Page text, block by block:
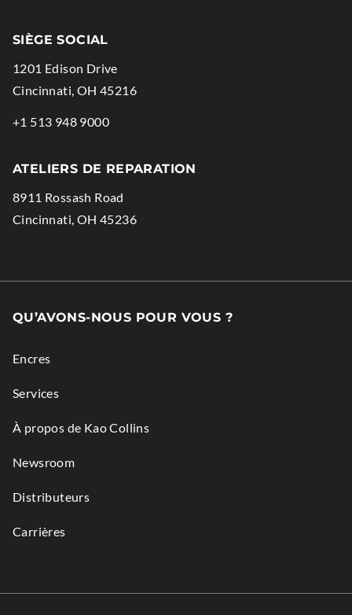
SIÈGE SOCIAL
1201 Edison Drive
Cincinnati OH 45216.
in
window.
+1 513 948 9000.
Link.
ATELIERS DE REPARATION
8911 Rossash Road
Cincinnati OH 45236.
Opens
QU’AVONS-NOUS POUR VOUS ?
Encres
Services
À propos de Kao Collins
Newsroom
Distributeurs
Carrières